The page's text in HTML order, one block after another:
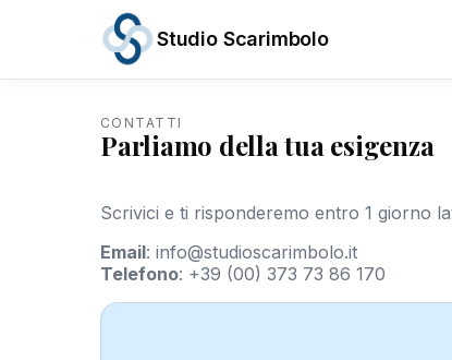
Studio Scarimbolo
Scadenze
CONTATTI
Parliamo della tua esigenza
Scrivici e ti risponderemo entro 1 giorno
Email: info@studioscarimbolo.it
Telefono: +39 (00) 373 73 86 170